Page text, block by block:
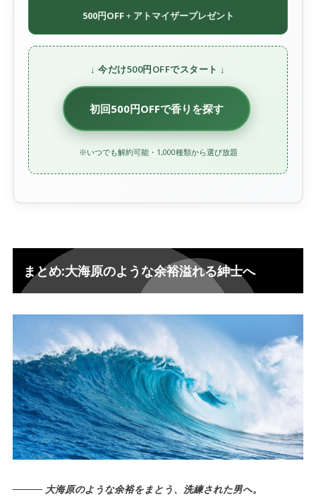
500円OFF+ アトマイザープレゼント
↓ 今だけ500円OFFでスタート ↓
初回500円OFFで香りを探す
※いつでも解約可能・1,000種類から選び放題
まとめ:大海原のような余裕溢れる紳士へ
――― 大海原のような余裕をまとう、洗練された男へ。